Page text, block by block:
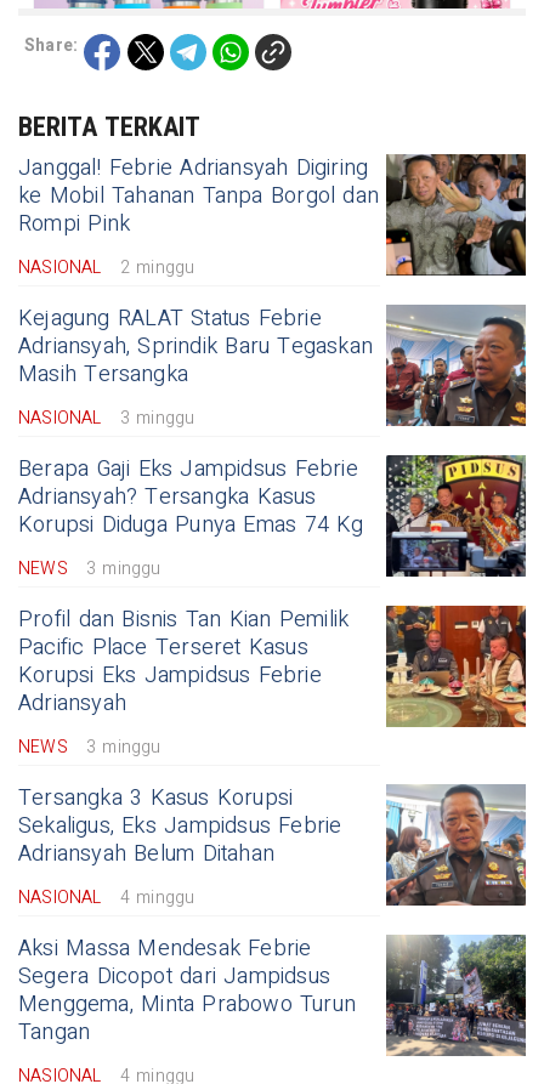
Share:
BERITA TERKAIT
Janggal! Febrie Adriansyah Digiring
ke Mobil Tahanan Tanpa Borgol dan
Rompi Pink
NASIONAL 2 minggu
Kejagung RALAT Status Febrie
Adriansyah, Sprindik Baru Tegaskan
Masih Tersangka
NASIONAL 3 minggu
Berapa Gaji Eks Jampidsus Febrie
Adriansyah? Tersangka Kasus
Korupsi Diduga Punya Emas 74 Kg
NEWS 3 minggu
Profil dan Bisnis Tan Kian Pemilik
Pacific Place Terseret Kasus
Korupsi Eks Jampidsus Febrie
Adriansyah
NEWS 3 minggu
Tersangka 3 Kasus Korupsi
Sekaligus, Eks Jampidsus Febrie
Adriansyah Belum Ditahan
NASIONAL 4 minggu
Aksi Massa Mendesak Febrie
Segera Dicopot dari Jampidsus
Menggema, Minta Prabowo Turun
Tangan
NASIONAL 4 minggu